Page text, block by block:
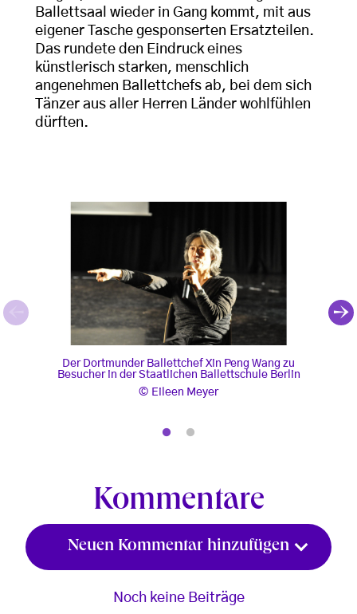
Ballettsaal wieder in Gang kommt, mit aus
eigener Tasche gesponserten Ersatzteilen.
Das rundete den Eindruck eines
künstlerisch starken, menschlich
angenehmen Ballettchefs ab, bei dem sich
Tänzer aus aller Herren Länder wohlfühlen
dürften.
, © Eileen Meyer
Der Dortmunder Ballettchef Xin Peng Wang zu
Besucher in der Staatlichen Ballettschule Berlin
Eileen Meyer
Kommentare
Neuen Kommentar hinzufügen
Noch keine Beiträge